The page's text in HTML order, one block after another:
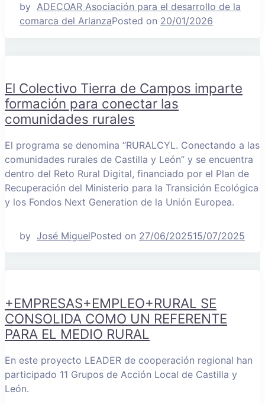
by ADECOAR Asociación para el desarrollo de la
comarca del ArlanzaPosted on 20/01/2026
El Colectivo Tierra de Campos imparte
formación para conectar las
comunidades rurales
El programa se denomina “RURALCYL. Conectando a las
comunidades rurales de Castilla y León” y se encuentra
dentro del Reto Rural Digital, financiado por el Plan de
Recuperación del Ministerio para la Transición Ecológica
y los Fondos Next Generation de la Unión Europea.
by José MiguelPosted on 27/06/202515/07/2025
+EMPRESAS+EMPLEO+RURAL SE
CONSOLIDA COMO UN REFERENTE
PARA EL MEDIO RURAL
En este proyecto LEADER de cooperación regional han
participado 11 Grupos de Acción Local de Castilla y
León.